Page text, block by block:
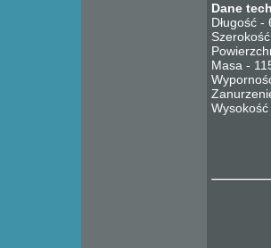
Dane
Długość -
Masa -